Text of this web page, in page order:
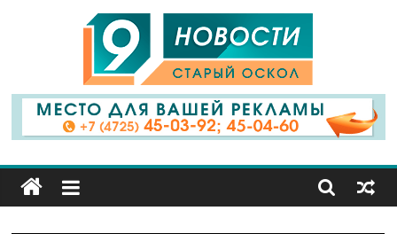
9
Канал
Старый